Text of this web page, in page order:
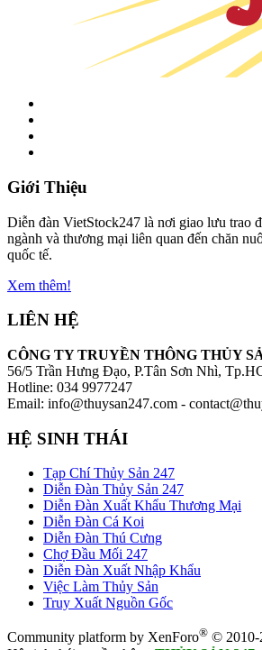
Giới Thiệu
Diễn đàn VietStock247 là nơi giao lưu trao
ngành và thương mại liên quan đến chăn
quốc tế.
Xem thêm!
LIÊN HỆ
CÔNG TY TRUYỀN THÔNG THỦY
56/5 Trần Hưng Đạo, P.Tân Sơn Nhì,
Hotline: 034 9977247
Email: info@thuysan247.com -
HỆ SINH THÁI
Tạp Chí Thủy Sản 247
Diễn Đàn Thủy Sản 247
Diễn Đàn Xuất Khẩu Thương Mại
Diễn Đàn Cá Koi
Diễn Đàn Thú Cưng
Chợ Đầu Mối 247
Diễn Đàn Xuất Nhập Khẩu
Việc Làm Thủy Sản
Truy Xuất Nguồn Gốc
Community platform by XenForo® © 2010-